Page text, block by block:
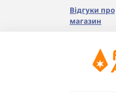
Відгуки про
магазин